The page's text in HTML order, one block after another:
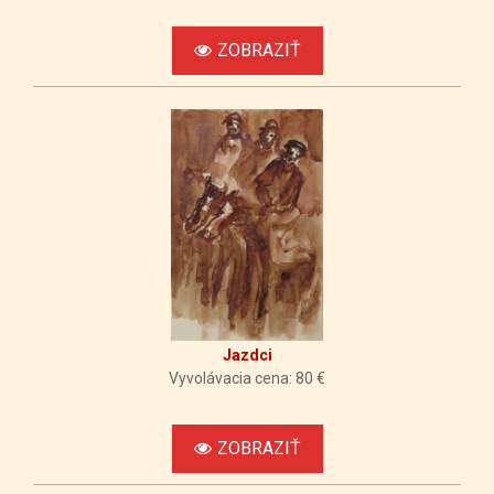
20:49:27
20220
2026-
06-05
20:49:25
290 €
2026-
06-05
20:49:21
2026-
05-28
21:35:41
ZOBRAZIŤ
Jazdci
Vyvolávacia cena: 80 €
ZOBRAZIŤ